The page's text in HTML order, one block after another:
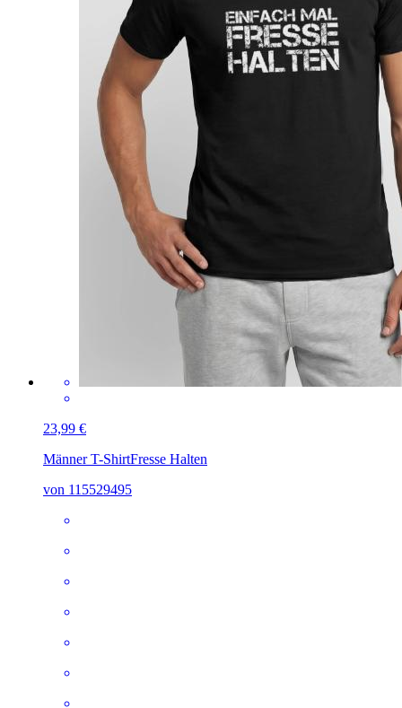
23,99 €
Männer T-ShirtFresse Halten
von 115529495